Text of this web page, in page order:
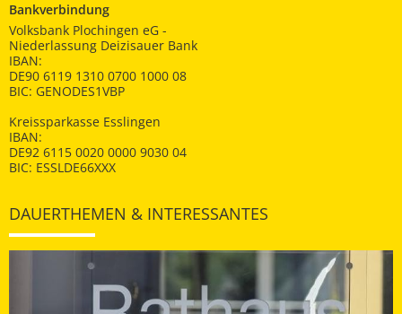
Bankverbindung
Volksbank Plochingen eG -
Niederlassung Deizisauer Bank
IBAN:
DE90 6119 1310 0700 1000 08
BIC: GENODES1VBP
Kreissparkasse Esslingen
IBAN:
DE92 6115 0020 0000 9030 04
BIC: ESSLDE66XXX
DAUERTHEMEN & INTERESSANTES